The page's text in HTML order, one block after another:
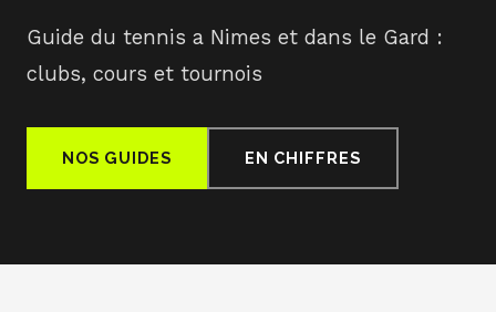
Guide du tennis a Nimes et dans le Gard :
clubs, cours et tournois
NOS GUIDES EN CHIFFRES